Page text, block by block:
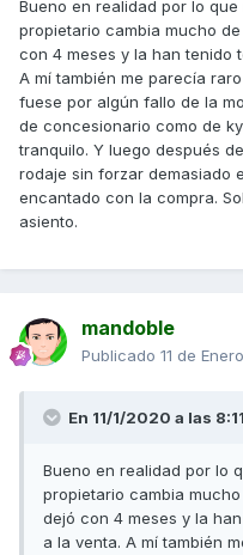
Bueno en realidad por lo
propietario cambia mucho
con 4 meses y la han tenido
A mí también me parecía
fuese por algún fallo de la
de concesionario como de
tranquilo. Y luego después
rodaje sin forzar demasiado
encantado con la compra.
asiento.
mandoble
Publicado 11 de
En 11/1/2020 a las
Bueno en realidad por lo
propietario cambia
dejó con 4 meses y la
a la venta. A mí también